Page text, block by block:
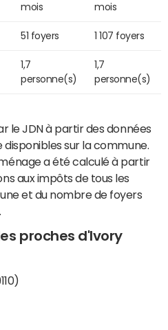
mois
mois
51 foyers 1 107 foyers
1,7
personne(s)
1,7
personne(s)
le JDN à partir des données
disponibles sur la commune.
a été calculé à partir
aux impôts de tous les
et du nombre de foyers
proches d'Ivory